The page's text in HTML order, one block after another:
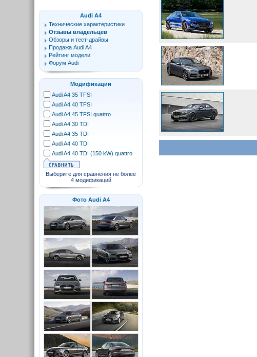
Audi A4
Технические характеристики
Отзывы владельцев
Обзоры и тест-драйвы
Продажа Audi A4
Рейтинг модели
Форум Audi
Модификации
Audi A4 35 TFSI
Audi A4 40 TFSI
Audi A4 45 TFSI quattro
Audi A4 30 TDI
Audi A4 35 TDI
Audi A4 40 TDI
Audi A4 40 TDI (150 kW) quattro
Выберите для сравнения не более
4 модификаций
Фото Audi A4